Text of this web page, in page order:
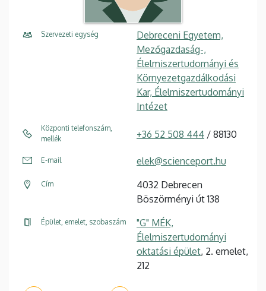
Szervezeti egység
Debreceni Egyetem,
Mezőgazdaság-,
Élelmiszertudományi és
Környezetgazdálkodási
Kar, Élelmiszertudományi
Intézet
Központi telefonszám,
mellék
+36 52 508 444 / 88130
E-mail elek@scienceport.hu
Cím
4032 Debrecen
Böszörményi út 138
Épület, emelet, szobaszám
"G" MÉK,
Élelmiszertudományi
oktatási épület, 2. emelet,
212